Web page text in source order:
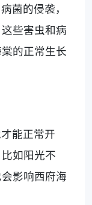
菌的侵袭，
些害虫和病
的正常生长
能正常开
如阳光不
影响西府海